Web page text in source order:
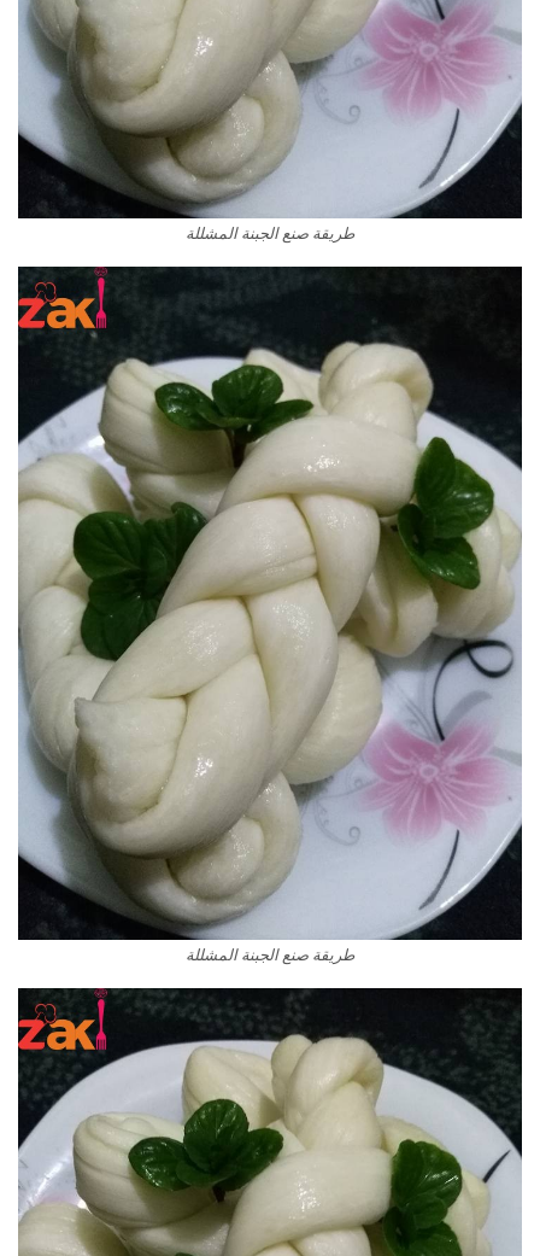
طريقة صنع الجبنة المشللة
طريقة صنع الجبنة المشللة